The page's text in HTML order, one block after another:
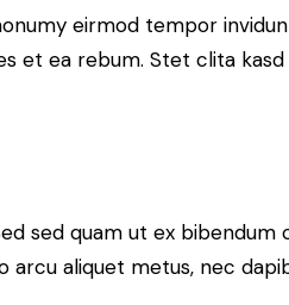
eirmod tempor
et ea rebum. Stet clita
sed quam ut ex bibendum
aliquet metus, nec